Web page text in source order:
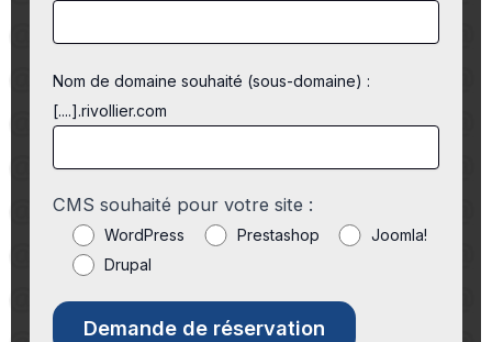
Nom de domaine souhaité (sous-domaine) :
[....].rivollier.com
CMS souhaité pour votre site :
WordPress Prestashop
Joomla!
Drupal